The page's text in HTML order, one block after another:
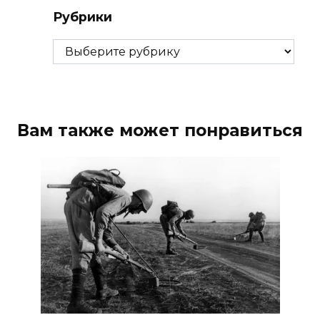
Рубрики
Рубрики
Вам также может понравиться